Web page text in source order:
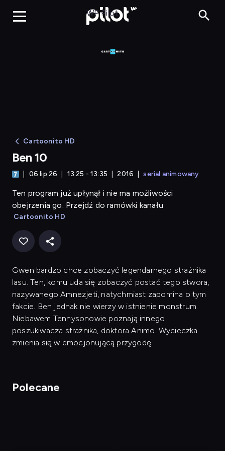
Ben 10
WP Pilot
Cartoonito HD
Ben 10
06 lip 26 13:25 - 13:35 2016 serial animowany
Ten program już upłynął i nie ma możliwości
obejrzenia go. Przejdź do ramówki kanału
Cartoonito HD
Gwen bardzo chce zobaczyć legendarnego strażnika
lasu. Ten, komu uda się zobaczyć postać tego stwora,
nazywanego Amnezjeti, natychmiast zapomina o tym
fakcie. Ben jednak nie wierzy w istnienie monstrum.
Niebawem Tennysonowie poznają innego
poszukiwacza strażnika, doktora Animo. Wycieczka
zmienia się w emocjonującą przygodę.
Polecane